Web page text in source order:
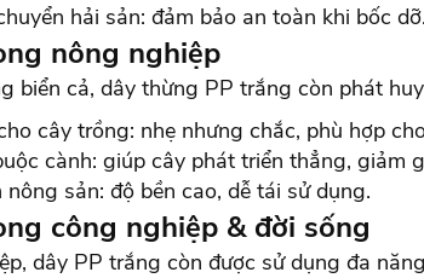
hải sản: đảm bảo an toàn khi bốc dỡ.
nông nghiệp
biển cả, dây thừng PP trắng còn phát
cây trồng: nhẹ nhưng chắc, phù hợp
cành: giúp cây phát triển thẳng, giảm
sản: độ bền cao, dễ tái sử dụng.
công nghiệp & đời sống
dây PP trắng còn được sử dụng đa